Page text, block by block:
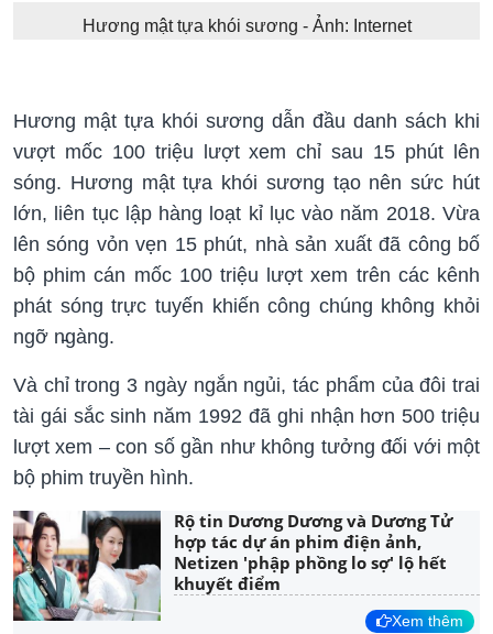
Hương mật tựa khói sương - Ảnh: Internet
Hương mật tựa khói sương dẫn đầu danh sách khi
vượt mốc 100 triệu lượt xem chỉ sau 15 phút lên
sóng. Hương mật tựa khói sương tạo nên sức hút
lớn, liên tục lập hàng loạt kỉ lục vào năm 2018. Vừa
lên sóng vỏn vẹn 15 phút, nhà sản xuất đã công bố
bộ phim cán mốc 100 triệu lượt xem trên các kênh
phát sóng trực tuyến khiến công chúng không khỏi
ngỡ n̵gàng.
Và chỉ trong 3 ngày ngắn ngủi, tác phẩm của đôi trai
tài gái sắc sinh năm 1992 đã ghi nhận hơn 500 triệu
lượt xem – con số gần như không tưởng đ̵ối với một
bộ phim truyền hình.
Rộ tin Dương Dương và Dương Tử
hợp tác dự án phim điện ảnh,
Netizen 'phập phồng lo sợ' lộ hết
khuyết điểm
Xem thêm